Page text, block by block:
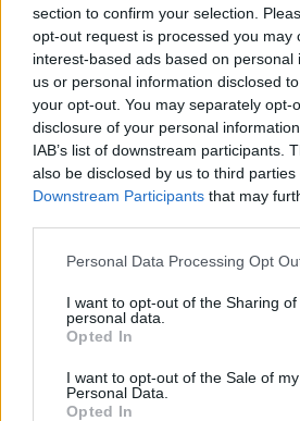
section to confirm your selection.
opt-out request is processed you may
interest-based ads based on personal
us or personal information disclosed
your opt-out. You may separately opt-
disclosure of your personal
IAB’s list of downstream participants.
also be disclosed by us to third parties
Downstream Participants that may
Personal Data Processing Opt
I want to opt-out of the Sharing of
personal data.
Opted In
I want to opt-out of the Sale of my
Personal Data.
Opted In
Ferragosto:
Sanpaolo di
Paolo Gnutti
Scledum film